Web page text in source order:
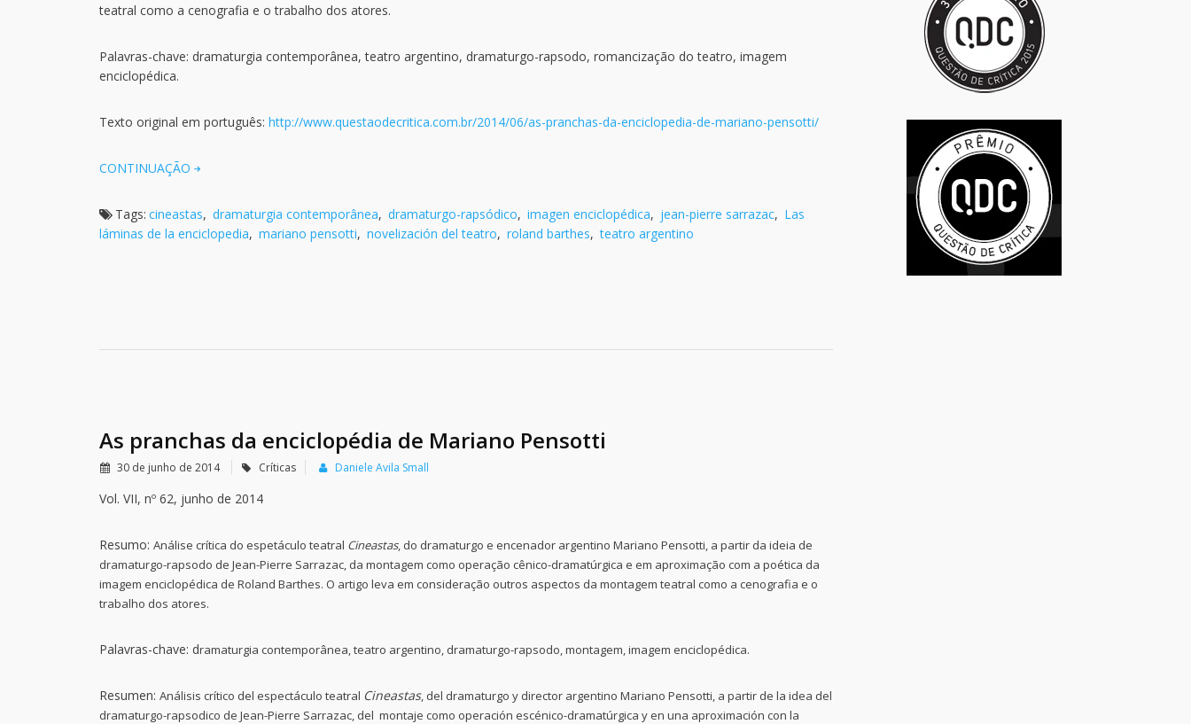
teatral como a cenografia e o trabalho dos atores.
Palavras-chave: dramaturgia contemporânea, teatro argentino, dramaturgo-rapsodo, romancização do teatro, imagem
enciclopédica.
Texto original em português: http://www.questaodecritica.com.br/2014/06/as-pranchas-da-enciclopedia-de-mariano-pensotti/
CONTINUAÇÃO
Tags: cineastas, dramaturgia contemporânea, dramaturgo-rapsódico, imagen enciclopédica, jean-pierre sarrazac, Las
láminas de la enciclopedia, mariano pensotti, novelización del teatro, roland barthes, teatro argentino
As pranchas da enciclopédia de Mariano Pensotti
30 de junho de 2014 Críticas Daniele Avila Small
Vol. VII, nº 62, junho de 2014
Resumo: Análise crítica do espetáculo teatral Cineastas, do dramaturgo e encenador argentino Mariano Pensotti, a partir da ideia de
dramaturgo-rapsodo de Jean-Pierre Sarrazac, da montagem como operação cênico-dramatúrgica e em aproximação com a poética da
imagem enciclopédica de Roland Barthes. O artigo leva em consideração outros aspectos da montagem teatral como a cenografia e o
trabalho dos atores.
Palavras-chave: dramaturgia contemporânea, teatro argentino, dramaturgo-rapsodo, montagem, imagem enciclopédica.
Resumen: Análisis crítico del espectáculo teatral Cineastas, del dramaturgo y director argentino Mariano Pensotti, a partir de la idea del
dramaturgo-rapsodico de Jean-Pierre Sarrazac, del montaje como operación escénico-dramatúrgica y en una aproximación con la